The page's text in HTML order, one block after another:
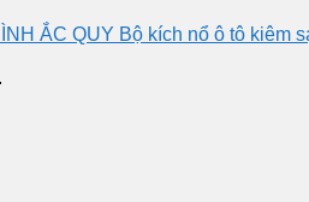
ẮC QUY Bộ kích nổ ô tô kiêm